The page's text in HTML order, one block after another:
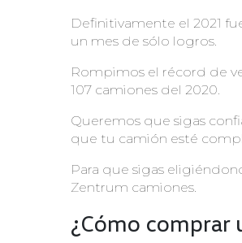
Definitivamente el 2021
un mes de sólo logros.
Rompimos el récord de
107 camiones del 2020.
Queremos que sigas
que tu camión esté
Para que sigas
Zentrum camiones.
¿Cómo comprar